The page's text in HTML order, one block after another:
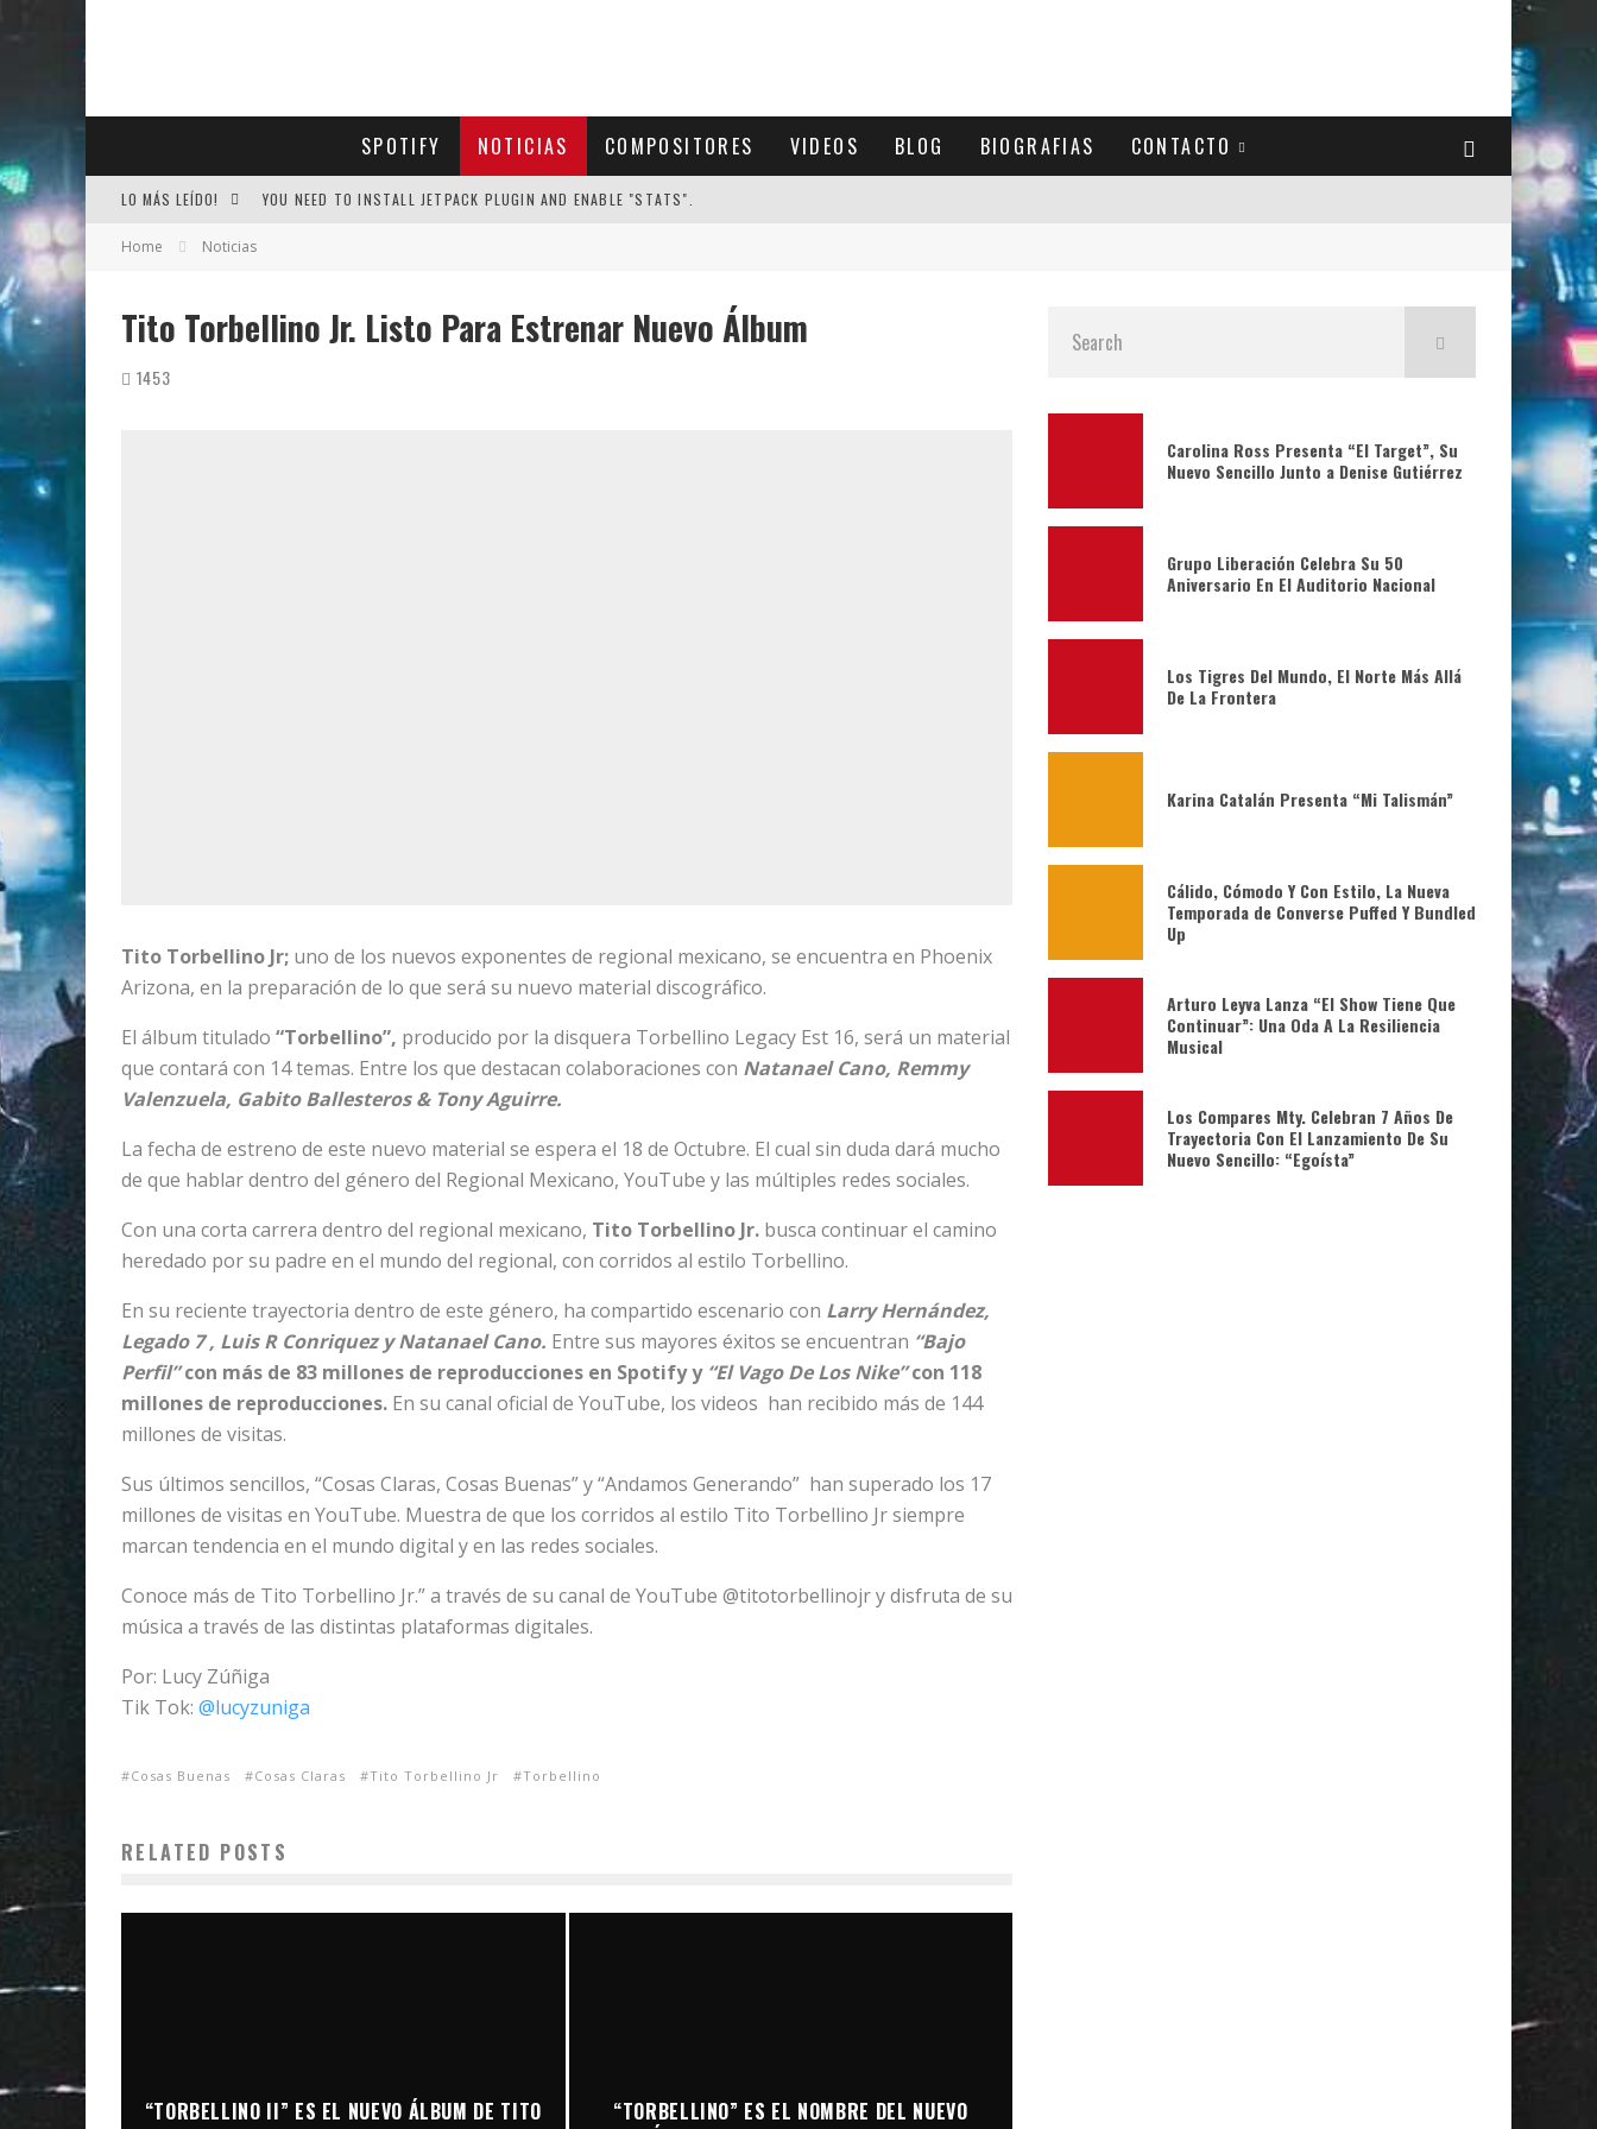
SPOTIFY NOTICIAS COMPOSITORES VIDEOS BLOG BIOGRAFIAS CONTACTO
LO MÁS LEÍDO! YOU NEED TO INSTALL JETPACK PLUGIN AND ENABLE "STATS".
Home Noticias
Tito Torbellino Jr. Listo Para Estrenar Nuevo Álbum
1453
Tito Torbellino Jr; uno de los nuevos exponentes de regional mexicano, se encuentra en Phoenix
Arizona, en la preparación de lo que será su nuevo material discográfico.
El álbum titulado “Torbellino”, producido por la disquera Torbellino Legacy Est 16, será un material
que contará con 14 temas. Entre los que destacan colaboraciones con Natanael Cano, Remmy
Valenzuela, Gabito Ballesteros & Tony Aguirre.
La fecha de estreno de este nuevo material se espera el 18 de Octubre. El cual sin duda dará mucho
de que hablar dentro del género del Regional Mexicano, YouTube y las múltiples redes sociales.
Con una corta carrera dentro del regional mexicano, Tito Torbellino Jr. busca continuar el camino
heredado por su padre en el mundo del regional, con corridos al estilo Torbellino.
En su reciente trayectoria dentro de este género, ha compartido escenario con Larry Hernández,
Legado 7 , Luis R Conriquez y Natanael Cano. Entre sus mayores éxitos se encuentran “Bajo
Perfil”con más de 83 millones de reproducciones en Spotify y “El Vago De Los Nike”con 118
millones de reproducciones. En su canal oficial de YouTube, los videos han recibido más de 144
millones de visitas.
Sus últimos sencillos, “Cosas Claras, Cosas Buenas” y “Andamos Generando” han superado los 17
millones de visitas en YouTube. Muestra de que los corridos al estilo Tito Torbellino Jr siempre
marcan tendencia en el mundo digital y en las redes sociales.
Conoce más de Tito Torbellino Jr.” a través de su canal de YouTube @titotorbellinojr y disfruta de su
música a través de las distintas plataformas digitales.
Por: Lucy Zúñiga
Tik Tok: @lucyzuniga
Cosas Buenas Cosas Claras Tito Torbellino Jr Torbellino
RELATED POSTS
“TORBELLINO II” ES EL NUEVO ÁLBUM DE TITO
“TORBELLINO” ES EL NOMBRE DEL NUEVO
Carolina Ross Presenta “El Target”, Su
Nuevo Sencillo Junto a Denise Gutiérrez
Grupo Liberación Celebra Su 50
Aniversario En El Auditorio Nacional
Los Tigres Del Mundo, El Norte Más Allá
De La Frontera
Karina Catalán Presenta “Mi Talismán”
Cálido, Cómodo Y Con Estilo, La Nueva
Temporada de Converse Puffed Y Bundled
Up
Arturo Leyva Lanza “El Show Tiene Que
Continuar”: Una Oda A La Resiliencia
Musical
Los Compares Mty. Celebran 7 Años De
Trayectoria Con El Lanzamiento De Su
Nuevo Sencillo: “Egoísta”